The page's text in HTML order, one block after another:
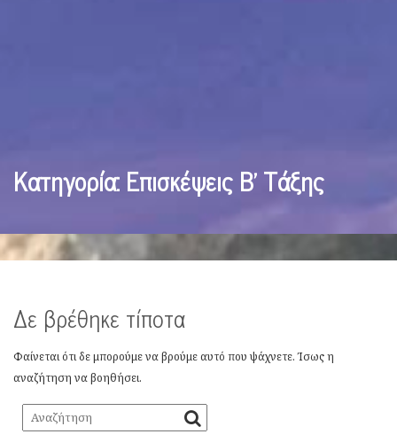
Κατηγορία:Επισκέψεις Β’ Τάξης
Δε βρέθηκε τίποτα
Φαίνεται ότι δε μπορούμε να βρούμε αυτό που ψάχνετε. Ίσως η
αναζήτηση να βοηθήσει.